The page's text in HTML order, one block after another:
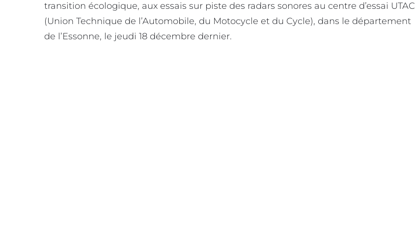
transition écologique, aux essais sur piste des radars sonores au centre d’essai UTAC
(Union Technique de l’Automobile, du Motocycle et du Cycle), dans le département
de l’Essonne, le jeudi 18 décembre dernier.